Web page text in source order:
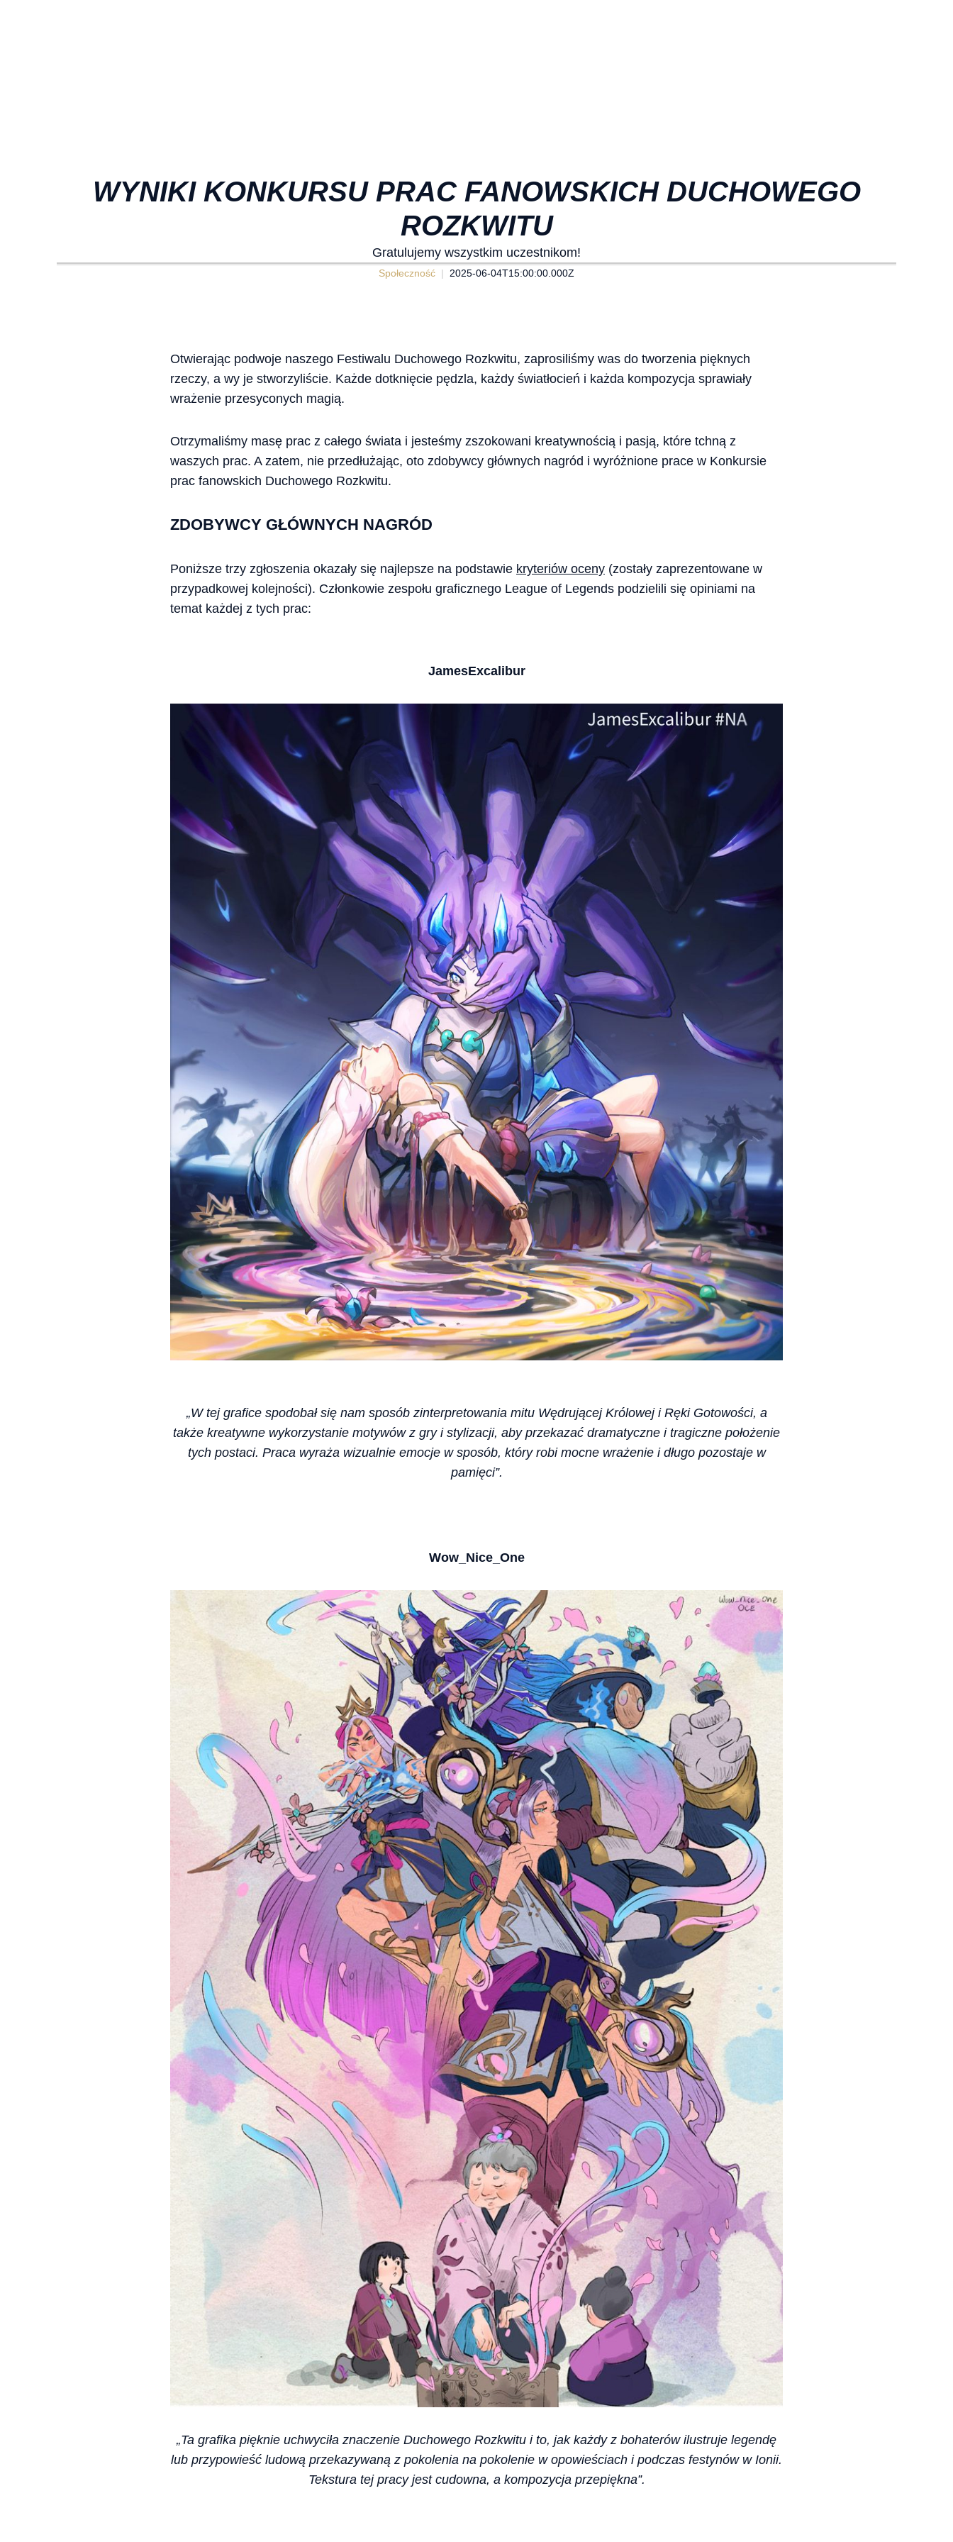
WYNIKI KONKURSU PRAC FANOWSKICH DUCHOWEGO
ROZKWITU
Gratulujemy wszystkim uczestnikom!
Społeczność 2025-06-04T15:00:00.000Z
Otwierając podwoje naszego Festiwalu Duchowego Rozkwitu, zaprosiliśmy was do tworzenia pięknych
rzeczy, a wy je stworzyliście. Każde dotknięcie pędzla, każdy światłocień i każda kompozycja sprawiały
wrażenie przesyconych magią.
Otrzymaliśmy masę prac z całego świata i jesteśmy zszokowani kreatywnością i pasją, które tchną z
waszych prac. A zatem, nie przedłużając, oto zdobywcy głównych nagród i wyróżnione prace w Konkursie
prac fanowskich Duchowego Rozkwitu.
ZDOBYWCY GŁÓWNYCH NAGRÓD
Poniższe trzy zgłoszenia okazały się najlepsze na podstawie kryteriów oceny (zostały zaprezentowane w
przypadkowej kolejności). Członkowie zespołu graficznego League of Legends podzielili się opiniami na
temat każdej z tych prac:
JamesExcalibur
„W tej grafice spodobał się nam sposób zinterpretowania mitu Wędrującej Królowej i Ręki Gotowości, a
także kreatywne wykorzystanie motywów z gry i stylizacji, aby przekazać dramatyczne i tragiczne położenie
tych postaci. Praca wyraża wizualnie emocje w sposób, który robi mocne wrażenie i długo pozostaje w
pamięci”.
Wow_Nice_One
„Ta grafika pięknie uchwyciła znaczenie Duchowego Rozkwitu i to, jak każdy z bohaterów ilustruje legendę
lub przypowieść ludową przekazywaną z pokolenia na pokolenie w opowieściach i podczas festynów w Ionii.
Tekstura tej pracy jest cudowna, a kompozycja przepiękna”.